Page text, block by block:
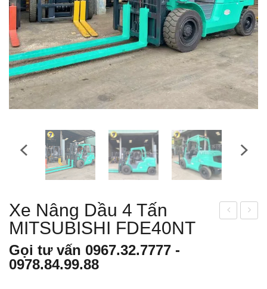
Xe Nâng Dầu 4 Tấn
MITSUBISHI FDE40NT
Gọi tư vấn 0967.32.7777 -
0978.84.99.88